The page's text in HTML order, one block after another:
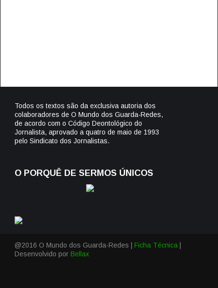
Todos os textos são da exclusiva autoria dos
colaboradores de O Mundo dos Guarda-Redes,
de acordo com o Código Deontológico do
Jornalista, aprovado a quatro de maio de 1993
pelo Sindicato dos Jornalistas.
O PORQUÊ DE SERMOS ÚNICOS
@2016 O Mundo dos Guarda-Redes | Ficha Técnica
Desenvolvido por Bellax